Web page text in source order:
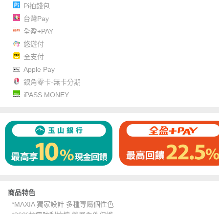
Pi拍錢包
台灣Pay
全盈+PAY
悠遊付
全支付
Apple Pay
銀角零卡-無卡分期
iPASS MONEY
商品特色
*MAXIA 獨家設計 多種專屬個性色